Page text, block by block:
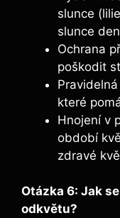
slunce
slunce
Ochrana
poškodit
které
Hnojení v
období
zdravé
Otázka 6: Jak
odkvětu?